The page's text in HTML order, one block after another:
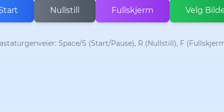
Nullstill Fullskjerm Velg
Space/S (Start/Pause), R (Nullstill), F